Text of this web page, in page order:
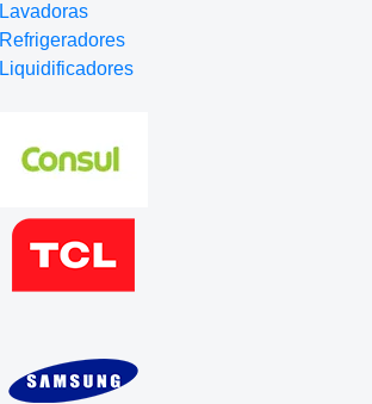
Lavadoras
Refrigeradores
Liquidificadores